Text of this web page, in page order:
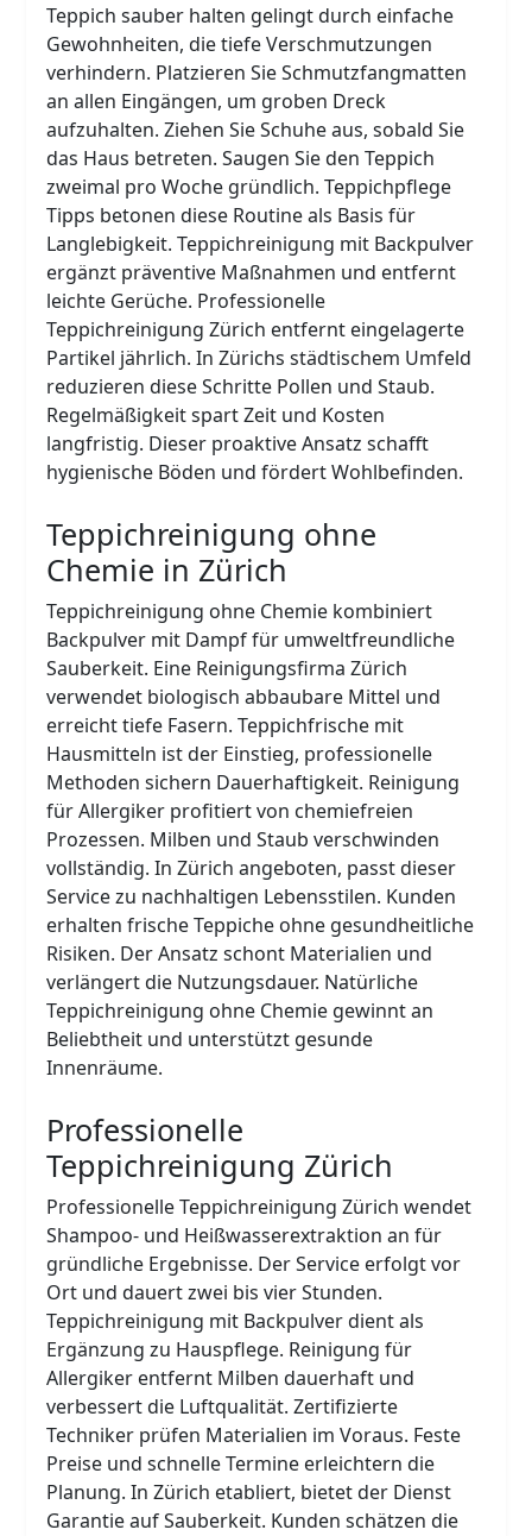
Teppich sauber halten gelingt durch einfache
Gewohnheiten, die tiefe Verschmutzungen
verhindern. Platzieren Sie Schmutzfangmatten
an allen Eingängen, um groben Dreck
aufzuhalten. Ziehen Sie Schuhe aus, sobald Sie
das Haus betreten. Saugen Sie den Teppich
zweimal pro Woche gründlich. Teppichpflege
Tipps betonen diese Routine als Basis für
Langlebigkeit. Teppichreinigung mit Backpulver
ergänzt präventive Maßnahmen und entfernt
leichte Gerüche. Professionelle
Teppichreinigung Zürich entfernt eingelagerte
Partikel jährlich. In Zürichs städtischem Umfeld
reduzieren diese Schritte Pollen und Staub.
Regelmäßigkeit spart Zeit und Kosten
langfristig. Dieser proaktive Ansatz schafft
hygienische Böden und fördert Wohlbefinden.
Teppichreinigung ohne
Chemie in Zürich
Teppichreinigung ohne Chemie kombiniert
Backpulver mit Dampf für umweltfreundliche
Sauberkeit. Eine Reinigungsfirma Zürich
verwendet biologisch abbaubare Mittel und
erreicht tiefe Fasern. Teppichfrische mit
Hausmitteln ist der Einstieg, professionelle
Methoden sichern Dauerhaftigkeit. Reinigung
für Allergiker profitiert von chemiefreien
Prozessen. Milben und Staub verschwinden
vollständig. In Zürich angeboten, passt dieser
Service zu nachhaltigen Lebensstilen. Kunden
erhalten frische Teppiche ohne gesundheitliche
Risiken. Der Ansatz schont Materialien und
verlängert die Nutzungsdauer. Natürliche
Teppichreinigung ohne Chemie gewinnt an
Beliebtheit und unterstützt gesunde
Innenräume.
Professionelle
Teppichreinigung Zürich
Professionelle Teppichreinigung Zürich wendet
Shampoo- und Heißwasserextraktion an für
gründliche Ergebnisse. Der Service erfolgt vor
Ort und dauert zwei bis vier Stunden.
Teppichreinigung mit Backpulver dient als
Ergänzung zu Hauspflege. Reinigung für
Allergiker entfernt Milben dauerhaft und
verbessert die Luftqualität. Zertifizierte
Techniker prüfen Materialien im Voraus. Feste
Preise und schnelle Termine erleichtern die
Planung. In Zürich etabliert, bietet der Dienst
Garantie auf Sauberkeit. Kunden schätzen die